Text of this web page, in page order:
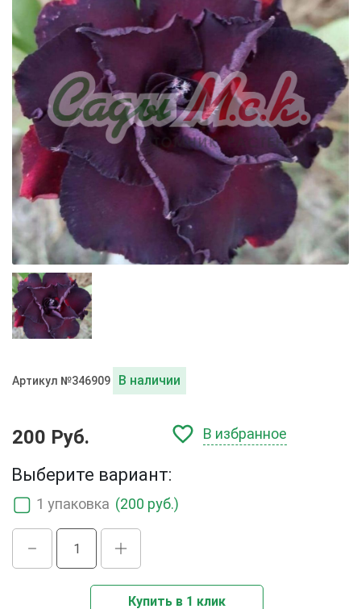
Артикул №346909 В наличии
200 Руб. В избранное
Выберите вариант:
1 упаковка (200 руб.)
Купить в 1 клик